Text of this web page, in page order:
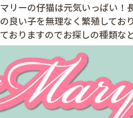
マリーの仔猫は元気いっぱい！
の良い子を無理なく繁殖してお
ておりますのでお探しの種類な